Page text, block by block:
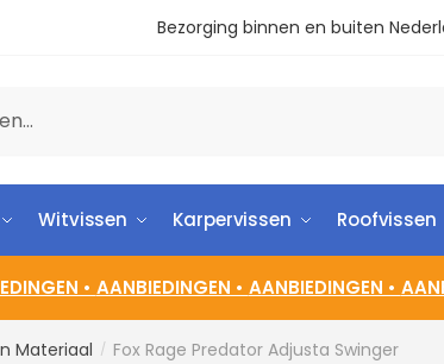
Bezorging binnen en buiten
Witvissen Karpervissen Roofvissen
• AANBIEDINGEN • AANBIEDINGEN •
Materiaal / Fox Rage Predator Adjusta Swinger